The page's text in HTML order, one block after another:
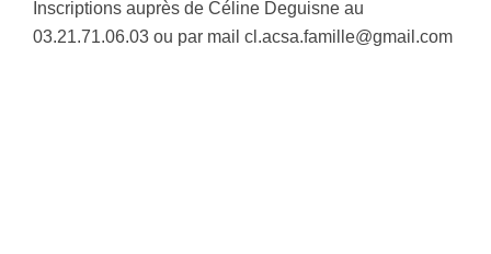
Inscriptions auprès de Céline Deguisne au
03.21.71.06.03 ou par mail cl.acsa.famille@gmail.com